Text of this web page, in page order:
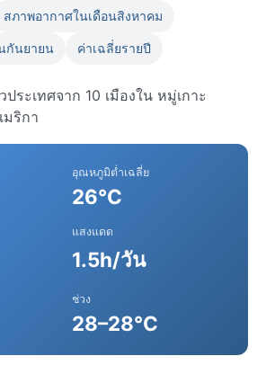
สภาพอากาศในเดือนสิงหาคม
กันยายน ค่าเฉลี่ยรายปี
ระเทศจาก 10 เมืองใน หมู่เกาะ
มริกา
อุณหภูมิต่ำเฉลี่ย
26°C
แสงแดด
1.5h/วัน
ช่วง
28–28°C